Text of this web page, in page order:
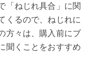
「ねじれ具合」に関
くるので、ねじれに
方々は、購入前にブ
聞くことをおすすめ